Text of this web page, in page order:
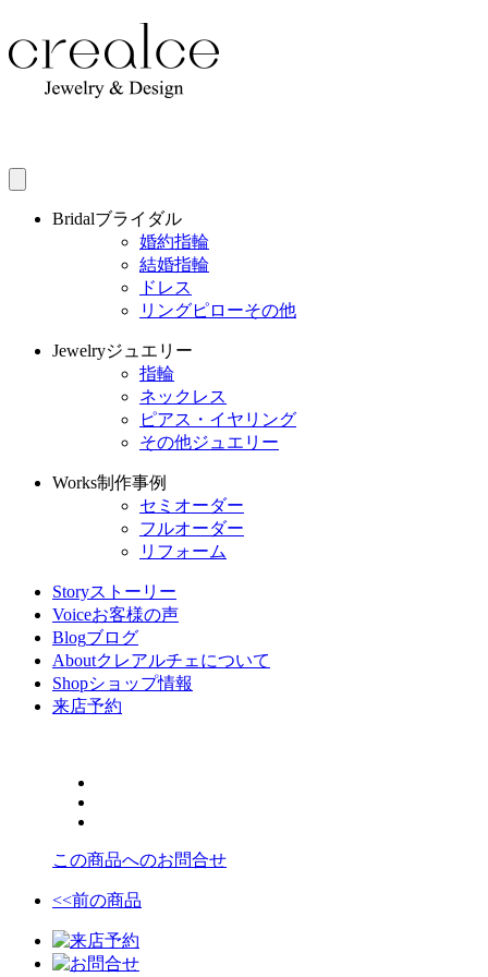
Bridalブライダル
婚約指輪
結婚指輪
ドレス
リングピローその他
Jewelryジュエリー
指輪
ネックレス
ピアス・イヤリング
その他ジュエリー
Works制作事例
セミオーダー
フルオーダー
リフォーム
Storyストーリー
Voiceお客様の声
Blogブログ
Aboutクレアルチェについて
Shopショップ情報
来店予約
この商品へのお問合せ
<<前の商品